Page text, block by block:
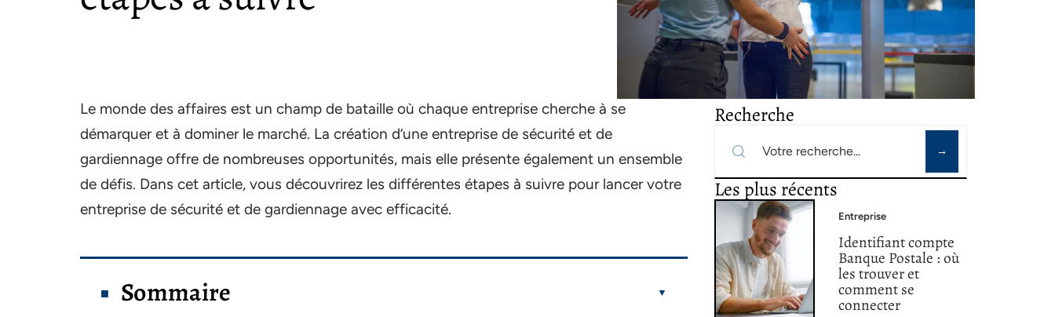
Le monde des affaires est un champ de bataille où chaque entreprise cherche à se
démarquer et à dominer le marché. La création d’une entreprise de sécurité et de
gardiennage offre de nombreuses opportunités, mais elle présente également un ensemble
de défis. Dans cet article, vous découvrirez les différentes étapes à suivre pour lancer votre
entreprise de sécurité et de gardiennage avec efficacité.
Sommaire
Recherche
Les plus récents
Entreprise
Identifiant compte
Banque Postale : où
les trouver et
comment se
connecter